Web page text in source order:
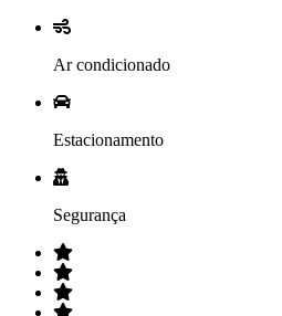
Ar condicionado
Estacionamento
Segurança